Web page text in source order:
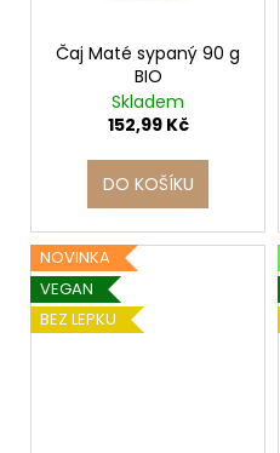
Čaj Maté sypaný 90 g
BIO
Skladem
152,99 Kč
DO KOŠÍKU
NOVINKA
VEGAN
BEZ LEPKU
e
m
e